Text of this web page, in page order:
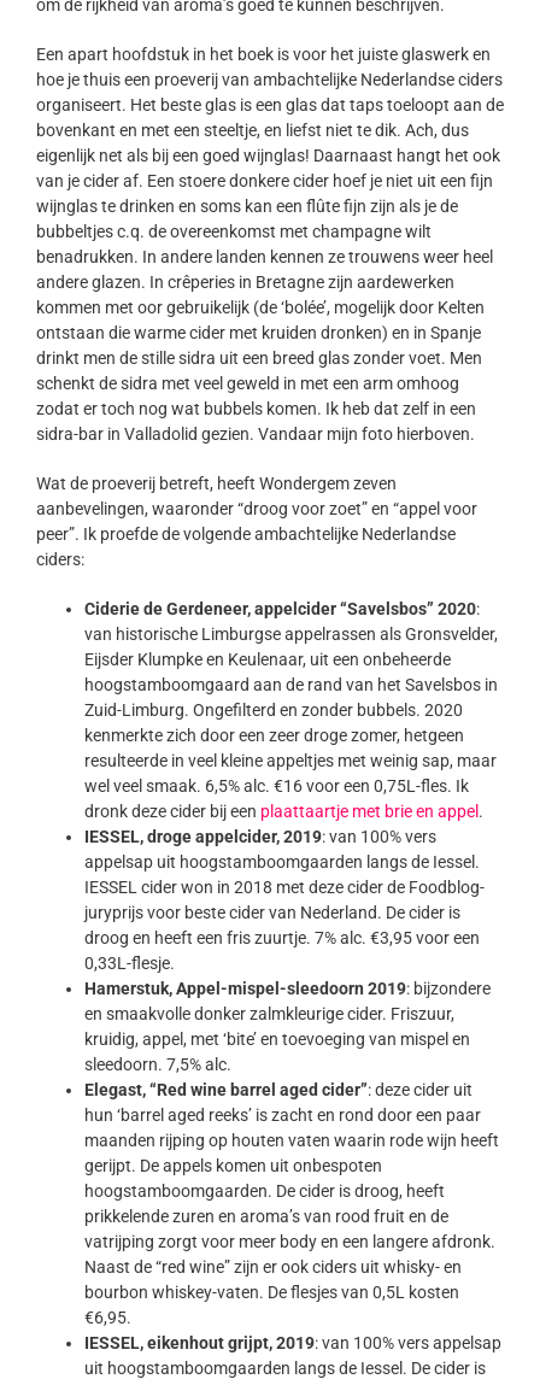
om de rijkheid van aroma’s goed te kunnen beschrijven.
Een apart hoofdstuk in het boek is voor het juiste glaswerk en
hoe je thuis een proeverij van ambachtelijke Nederlandse ciders
organiseert. Het beste glas is een glas dat taps toeloopt aan de
bovenkant en met een steeltje, en liefst niet te dik. Ach, dus
eigenlijk net als bij een goed wijnglas! Daarnaast hangt het ook
van je cider af. Een stoere donkere cider hoef je niet uit een fijn
wijnglas te drinken en soms kan een flûte fijn zijn als je de
bubbeltjes c.q. de overeenkomst met champagne wilt
benadrukken. In andere landen kennen ze trouwens weer heel
andere glazen. In crêperies in Bretagne zijn aardewerken
kommen met oor gebruikelijk (de ‘bolée’, mogelijk door Kelten
ontstaan die warme cider met kruiden dronken) en in Spanje
drinkt men de stille sidra uit een breed glas zonder voet. Men
schenkt de sidra met veel geweld in met een arm omhoog
zodat er toch nog wat bubbels komen. Ik heb dat zelf in een
sidra-bar in Valladolid gezien. Vandaar mijn foto hierboven.
Wat de proeverij betreft, heeft Wondergem zeven
aanbevelingen, waaronder “droog voor zoet” en “appel voor
peer”. Ik proefde de volgende ambachtelijke Nederlandse
ciders:
Ciderie de Gerdeneer, appelcider “Savelsbos” 2020:
van historische Limburgse appelrassen als Gronsvelder,
Eijsder Klumpke en Keulenaar, uit een onbeheerde
hoogstamboomgaard aan de rand van het Savelsbos in
Zuid-Limburg. Ongefilterd en zonder bubbels. 2020
kenmerkte zich door een zeer droge zomer, hetgeen
resulteerde in veel kleine appeltjes met weinig sap, maar
wel veel smaak. 6,5% alc. €16 voor een 0,75L-fles. Ik
dronk deze cider bij een plaattaartje met brie en appel.
IESSEL, droge appelcider, 2019: van 100% vers
appelsap uit hoogstamboomgaarden langs de Iessel.
IESSEL cider won in 2018 met deze cider de Foodblog-
juryprijs voor beste cider van Nederland. De cider is
droog en heeft een fris zuurtje. 7% alc. €3,95 voor een
0,33L-flesje.
Hamerstuk, Appel-mispel-sleedoorn 2019: bijzondere
en smaakvolle donker zalmkleurige cider. Friszuur,
kruidig, appel, met ‘bite’ en toevoeging van mispel en
sleedoorn. 7,5% alc.
Elegast, “Red wine barrel aged cider”: deze cider uit
hun ‘barrel aged reeks’ is zacht en rond door een paar
maanden rijping op houten vaten waarin rode wijn heeft
gerijpt. De appels komen uit onbespoten
hoogstamboomgaarden. De cider is droog, heeft
prikkelende zuren en aroma’s van rood fruit en de
vatrijping zorgt voor meer body en een langere afdronk.
Naast de “red wine” zijn er ook ciders uit whisky- en
bourbon whiskey-vaten. De flesjes van 0,5L kosten
€6,95.
IESSEL, eikenhout grijpt, 2019: van 100% vers appelsap
uit hoogstamboomgaarden langs de Iessel. De cider is